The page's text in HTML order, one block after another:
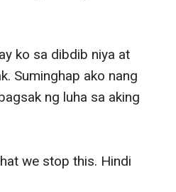
ko sa dibdib niya at
Suminghap ako nang
ng luha sa aking
we stop this. Hindi